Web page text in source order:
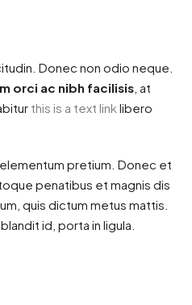
Donec non odio neque.
orci ac nibh facilisis , at
this is a text link libero
pretium. Donec et
penatibus et magnis dis
quis dictum metus mattis.
id, porta in ligula.